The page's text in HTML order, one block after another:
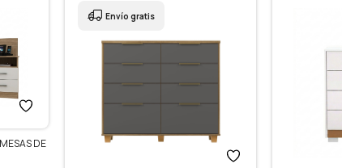
DE
Envío gratis